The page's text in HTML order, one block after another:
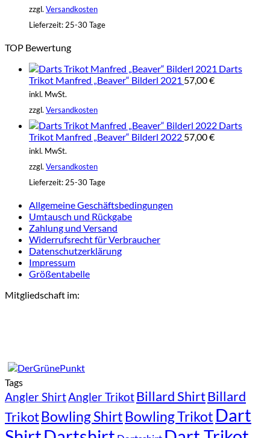
zzgl. Versandkosten
Lieferzeit: 25-30 Tage
TOP Bewertung
Darts
Trikot Manfred „Beaver“ Bilderl 2021 57,00€
inkl. MwSt.
zzgl. Versandkosten
Darts
Trikot Manfred „Beaver“ Bilderl 2022 57,00€
inkl. MwSt.
zzgl. Versandkosten
Lieferzeit: 25-30 Tage
Allgemeine Geschäftsbedingungen
Umtausch und Rückgabe
Zahlung und Versand
Widerrufsrecht für Verbraucher
Datenschutzerklärung
Impressum
Größentabelle
Mitgliedschaft im:
Tags
Angler ShirtAngler TrikotBillard ShirtBillard
TrikotBowling Shirt Bowling Trikot Dart